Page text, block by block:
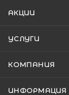
АКЦИИ
УСЛУГИ
КОМПАНИЯ
ИНФОРМАЦИЯ